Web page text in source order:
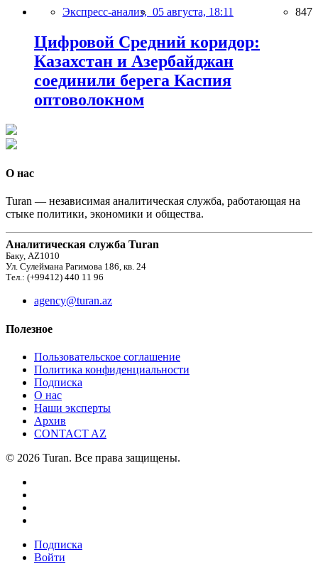
Экспресс-анализ, 05 августа, 18:11 847
Цифровой Средний коридор:
Казахстан и Азербайджан
соединили берега Каспия
оптоволокном
О нас
Turan — независимая аналитическая служба, работающая на
стыке политики, экономики и общества.
Аналитическая служба Turan
Баку, AZ1010
Ул. Сулеймана Рагимова 186, кв. 24
Тел.: (+99412) 440 11 96
agency@turan.az
Полезное
Пользовательское соглашение
Политика конфиденциальности
Подписка
О нас
Наши эксперты
Архив
CONTACT AZ
© 2026 Turan. Все права защищены.
Подписка
Войти